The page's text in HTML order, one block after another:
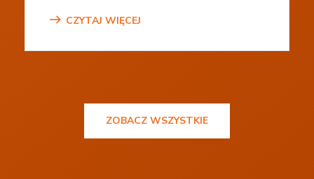
CZYTAJ WIĘCEJ
ZOBACZ WSZYSTKIE